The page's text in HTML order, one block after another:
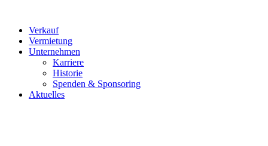
springenVerkauf
Vermietung
Unternehmen
Karriere
Historie
Spenden & Sponsoring
Aktuelles